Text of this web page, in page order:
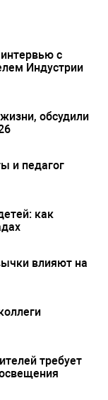
с
Индустрии
обсудили
и педагог
как
влияют на
требует